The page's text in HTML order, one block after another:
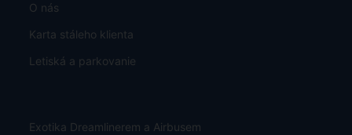
O nás
Karta stáleho klienta
Letiská a parkovanie
Exotika Dreamlinerem a Airbusem